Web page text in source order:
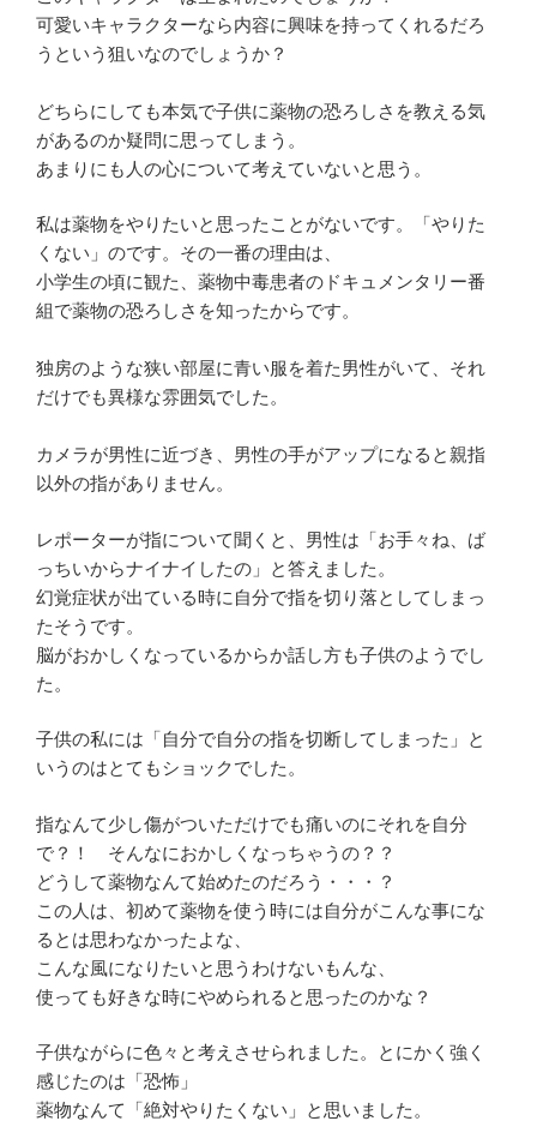
可愛いキャラクターなら内容に興味を持ってくれるだろ
うという狙いなのでしょうか？
どちらにしても本気で子供に薬物の恐ろしさを教える気
があるのか疑問に思ってしまう。
あまりにも人の心について考えていないと思う。
私は薬物をやりたいと思ったことがないです。「やりた
くない」のです。その一番の理由は、
小学生の頃に観た、薬物中毒患者のドキュメンタリー番
組で薬物の恐ろしさを知ったからです。
独房のような狭い部屋に青い服を着た男性がいて、それ
だけでも異様な雰囲気でした。
カメラが男性に近づき、男性の手がアップになると親指
以外の指がありません。
レポーターが指について聞くと、男性は「お手々ね、ば
っちいからナイナイしたの」と答えました。
幻覚症状が出ている時に自分で指を切り落としてしまっ
たそうです。
脳がおかしくなっているからか話し方も子供のようでし
た。
子供の私には「自分で自分の指を切断してしまった」と
いうのはとてもショックでした。
指なんて少し傷がついただけでも痛いのにそれを自分
で？！ そんなにおかしくなっちゃうの？？
どうして薬物なんて始めたのだろう・・・？
この人は、初めて薬物を使う時には自分がこんな事にな
るとは思わなかったよな、
こんな風になりたいと思うわけないもんな、
使っても好きな時にやめられると思ったのかな？
子供ながらに色々と考えさせられました。とにかく強く
感じたのは「恐怖」
薬物なんて「絶対やりたくない」と思いました。